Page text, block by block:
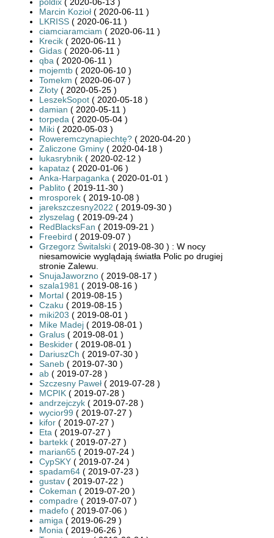
Marcin Kozioł ( 2020-06-11 )
LKRISS ( 2020-06-11 )
ciamciaramciam ( 2020-06-11 )
Krecik ( 2020-06-11 )
Gidas ( 2020-06-11 )
qba ( 2020-06-11 )
mojemtb ( 2020-06-10 )
Tomekm ( 2020-06-07 )
Złoty ( 2020-05-25 )
LeszekSopot ( 2020-05-18 )
damian ( 2020-05-11 )
torpeda ( 2020-05-04 )
Miki ( 2020-05-03 )
Roweremczynapiechtę? ( 2020-04-20 )
Zaliczone Gminy ( 2020-04-18 )
lukasrybnik ( 2020-02-12 )
kapataz ( 2020-01-06 )
Anka-Harpaganka ( 2020-01-01 )
Pablito ( 2019-11-30 )
mrosporek ( 2019-10-08 )
jarekszczesny2022 ( 2019-09-30 )
zlyszelag ( 2019-09-24 )
RedBlacksFan ( 2019-09-21 )
Freebird ( 2019-09-07 )
Grzegorz Świtalski ( 2019-08-30 ) : W nocy
niesamowicie wyglądają światła Polic po drugiej
stronie Zalewu.
SnujaJaworzno ( 2019-08-17 )
szala1981 ( 2019-08-16 )
Mortal ( 2019-08-15 )
Czaku ( 2019-08-15 )
miki203 ( 2019-08-01 )
Mike Madej ( 2019-08-01 )
Gralus ( 2019-08-01 )
Beskider ( 2019-08-01 )
DariuszCh ( 2019-07-30 )
Saneb ( 2019-07-30 )
ab ( 2019-07-28 )
Szczesny Paweł ( 2019-07-28 )
MCPIK ( 2019-07-28 )
andrzejczyk ( 2019-07-28 )
wycior99 ( 2019-07-27 )
kifor ( 2019-07-27 )
Eta ( 2019-07-27 )
bartekk ( 2019-07-27 )
marian65 ( 2019-07-24 )
CypSKY ( 2019-07-24 )
spadam64 ( 2019-07-23 )
gustav ( 2019-07-22 )
Cokeman ( 2019-07-20 )
compadre ( 2019-07-07 )
madefo ( 2019-07-06 )
amiga ( 2019-06-29 )
Monia ( 2019-06-26 )